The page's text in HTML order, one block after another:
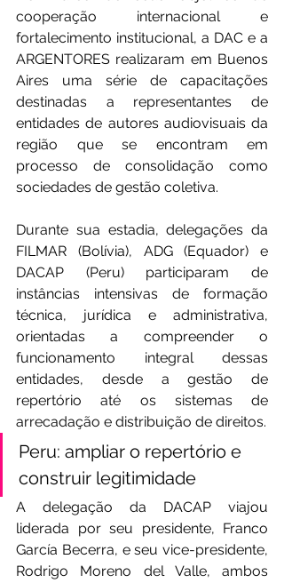
cooperação internacional e
fortalecimento institucional, a DAC e a
ARGENTORES realizaram em Buenos
Aires uma série de capacitações
destinadas a representantes de
entidades de autores audiovisuais da
região que se encontram em
processo de consolidação como
sociedades de gestão coletiva.
Durante sua estadia, delegações da
FILMAR (Bolívia), ADG (Equador) e
DACAP (Peru) participaram de
instâncias intensivas de formação
técnica, jurídica e administrativa,
orientadas a compreender o
funcionamento integral dessas
entidades, desde a gestão de
repertório até os sistemas de
arrecadação e distribuição de direitos.
Peru: ampliar o repertório e
construir legitimidade
A delegação da DACAP viajou
liderada por seu presidente, Franco
García Becerra, e seu vice-presidente,
Rodrigo Moreno del Valle, ambos